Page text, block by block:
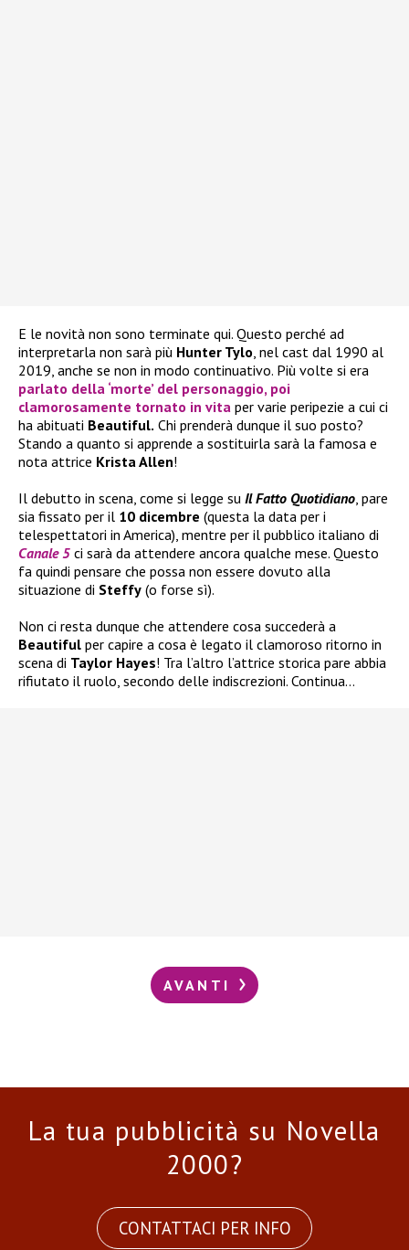
E le novità non sono terminate qui. Questo perché ad
interpretarla non sarà più Hunter Tylo, nel cast dal 1990 al
2019, anche se non in modo continuativo. Più volte si era
parlato della ‘morte’ del personaggio, poi
clamorosamente tornato in vita per varie peripezie a cui ci
ha abituati Beautiful. Chi prenderà dunque il suo posto?
Stando a quanto si apprende a sostituirla sarà la famosa e
nota attrice Krista Allen!
Il debutto in scena, come si legge su Il Fatto Quotidiano, pare
sia fissato per il 10 dicembre (questa la data per i
telespettatori in America), mentre per il pubblico italiano di
Canale 5 ci sarà da attendere ancora qualche mese. Questo
fa quindi pensare che possa non essere dovuto alla
situazione di Steffy (o forse sì).
Non ci resta dunque che attendere cosa succederà a
Beautiful per capire a cosa è legato il clamoroso ritorno in
scena di Taylor Hayes! Tra l’altro l’attrice storica pare abbia
rifiutato il ruolo, secondo delle indiscrezioni. Continua…
AVANTI
La tua pubblicità su Novella
2000?
CONTATTACI PER INFO